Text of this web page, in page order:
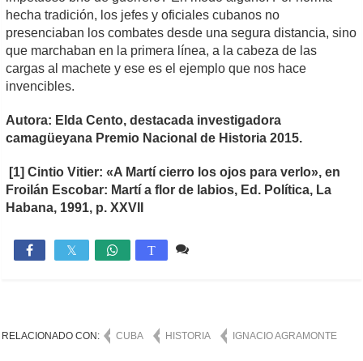
hecha tradición, los jefes y oficiales cubanos no
presenciaban los combates desde una segura distancia, sino
que marchaban en la primera línea, a la cabeza de las
cargas al machete y ese es el ejemplo que nos hace
invencibles.
Autora: Elda Cento, destacada investigadora
camagüeyana Premio Nacional de Historia 2015.
[1] Cintio Vitier: «A Martí cierro los ojos para verlo», en
Froilán Escobar: Martí a flor de labios, Ed. Política, La
Habana, 1991, p. XXVII
 T
RELACIONADO CON: CUBA HISTORIA IGNACIO AGRAMONTE